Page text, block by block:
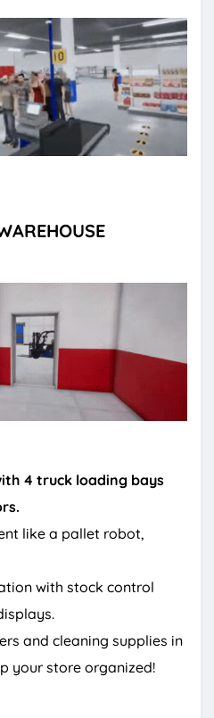
4 truck loading bays
like a pallet robot,
with stock control
and cleaning supplies in
your store organized!